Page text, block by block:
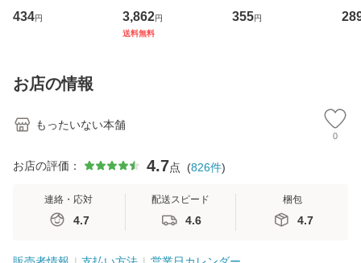
イーストウエス
ト・ジャパン [CD]
434円
専門職の看護マネ
ジメントスキル 改
3,862円
送料無料
キューンレコード
[CD]【メール便送
355円
のが
お店の情報
もったいない本舗
0
お店の評価： 4.7点 (826件)
連絡・応対
4.7
配送スピード
4.6
梱包
4.7